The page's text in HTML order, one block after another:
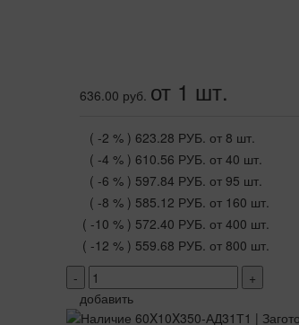
636.00 руб. от 1 шт.
( -2 % ) 623.28 РУБ. от 8 шт.
( -4 % ) 610.56 РУБ. от 40 шт.
( -6 % ) 597.84 РУБ. от 95 шт.
( -8 % ) 585.12 РУБ. от 160 шт.
( -10 % ) 572.40 РУБ. от 400 шт.
( -12 % ) 559.68 РУБ. от 800 шт.
-
+
добавить